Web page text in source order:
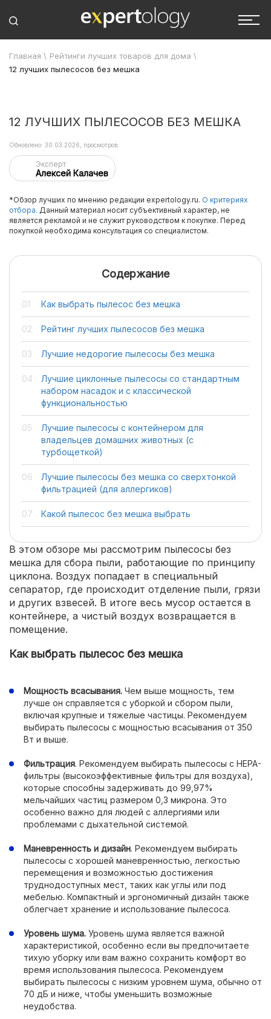
Главная \ Рейтинги лучших товаров для дома \
12 лучших пылесосов без мешка
12 ЛУЧШИХ ПЫЛЕСОСОВ БЕЗ МЕШКА
Эксперт
Алексей Калачев
Обновлено: 30.03.2026, просмотров:
*Обзор лучших по мнению редакции expertology.ru. О критериях
отбора. Данный материал носит субъективный характер, не
является рекламой и не служит руководством к покупке. Перед
покупкой необходима консультация со специалистом.
Содержание
Как выбрать пылесос без мешка
Рейтинг лучших пылесосов без мешка
Лучшие недорогие пылесосы без мешка
Лучшие циклонные пылесосы со стандартным
набором насадок и с классической
функциональностью
Лучшие пылесосы с контейнером для
владельцев домашних животных (с
турбощеткой)
Лучшие пылесосы без мешка со сверхтонкой
фильтрацией (для аллергиков)
Какой пылесос без мешка выбрать
В этом обзоре мы рассмотрим пылесосы без
мешка для сбора пыли, работающие по принципу
циклона. Воздух попадает в специальный
сепаратор, где происходит отделение пыли, грязи
и других взвесей. В итоге весь мусор остается в
контейнере, а чистый воздух возвращается в
помещение.
Как выбрать пылесос без мешка
Мощность всасывания. Чем выше мощность, тем
лучше он справляется с уборкой и сбором пыли,
включая крупные и тяжелые частицы. Рекомендуем
выбирать пылесосы с мощностью всасывания от 350
Вт и выше.
Фильтрация. Рекомендуем выбирать пылесосы с HEPA-
фильтры (высокоэффективные фильтры для воздуха),
которые способны задерживать до 99,97%
мельчайших частиц размером 0,3 микрона. Это
особенно важно для людей с аллергиями или
проблемами с дыхательной системой.
Маневренность и дизайн. Рекомендуем выбирать
пылесосы с хорошей маневренностью, легкостью
перемещения и возможностью достижения
труднодоступных мест, таких как углы или под
мебелью. Компактный и эргономичный дизайн также
облегчает хранение и использование пылесоса.
Уровень шума. Уровень шума является важной
характеристикой, особенно если вы предпочитаете
тихую уборку или вам важно сохранить комфорт во
время использования пылесоса. Рекомендуем
выбирать пылесосы с низким уровнем шума, обычно от
70 дБ и ниже, чтобы уменьшить возможные
неудобства.